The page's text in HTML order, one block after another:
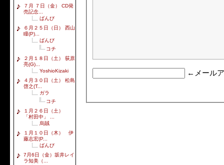
７月 ７日（金） CD発
売記念...
ばんび
６月２５日（日） 西山
瞳(P)...
ばんび
コチ
２月１８日（土） 荻原
亮(G)...
YoshioKizaki
４月３０日（土） 松島
啓之(T...
ガラ
コチ
１月２６日（土）
「村田中」 ...
烏賊
１月１０日（木） 伊
藤志宏(P...
ばんび
7月6日（金）坂井レイ
ラ知美（...
←メール